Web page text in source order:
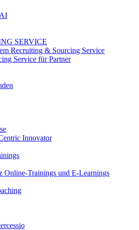
SERVICE
Recruiting & Sourcing Service
Service für Partner
Innovator
Online-Trainings und E-Learnings